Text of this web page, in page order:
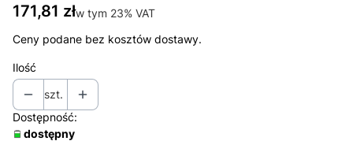
Cena
171,81 złw tym 23% VAT
w tym 23% VAT
Ceny podane bez kosztów dostawy.
Ilość
szt.
Dostępność:
dostępny